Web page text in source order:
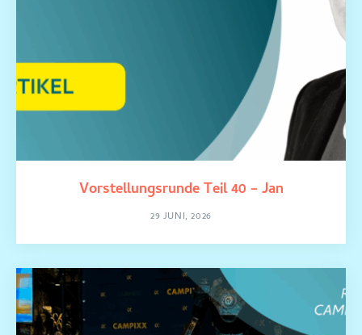
Vorstellungsrunde Teil 40 – Jan
29 JUNI, 2026